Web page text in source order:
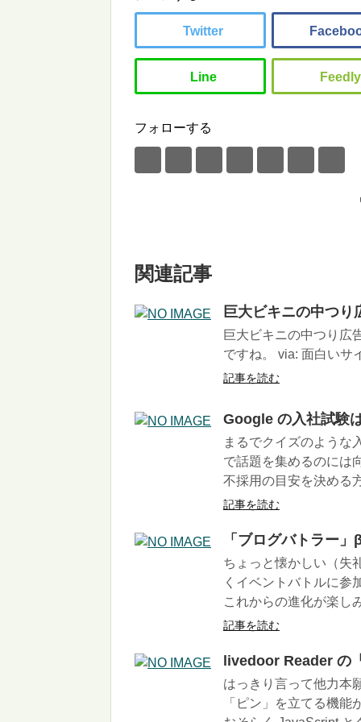
フォローする
関連記事
巨大ビキニの中つり
巨大ビキニの中つり広
ですね。 via: 面白いサ
記事を読む
Google の入社試験
まるでクイズのような
で話題を集めるのには
不採用の目安を決める
記事を読む
「ブログバトラー
ちょっと懐かしい（失
くイベントバトルに参
これからの進化が楽し
記事を読む
livedoor Reader の
はっきり言って他力
「ピン」を立てる機能